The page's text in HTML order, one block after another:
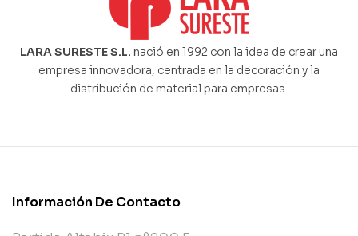
LARA SURESTE S.L. nació en 1992 con la idea de crear una
empresa innovadora, centrada en la decoración y la
distribución de material para empresas.
Información De Contacto